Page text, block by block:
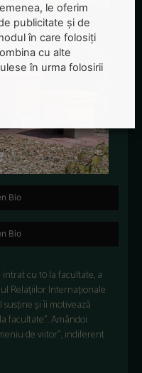
Bio
Bio
cu 10 la facultate, a
Relațiilor Internaționale
și îi motivează
facultate”. Amândoi
de viitor”, indiferent
le oferim
publicitate și de
în care folosiți
cu alte
în urma folosirii